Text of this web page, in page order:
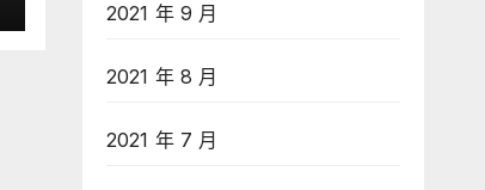
2021 年 9 月
2021 年 8 月
2021 年 7 月